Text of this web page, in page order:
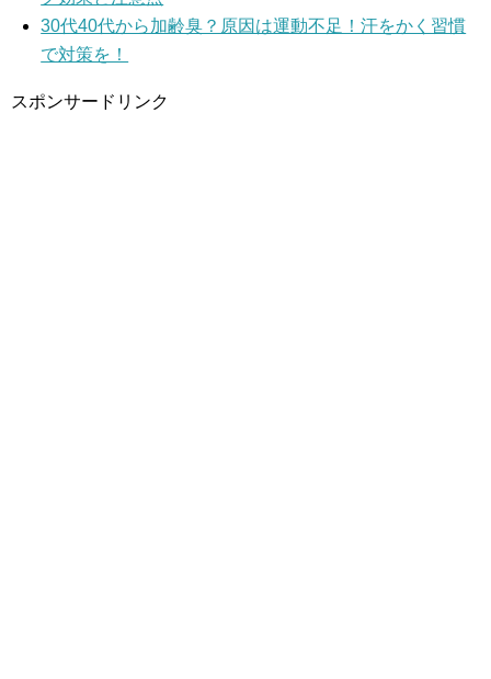
30代40代から加齢臭？原因は運動不足！汗をかく習慣
で対策を！
スポンサードリンク